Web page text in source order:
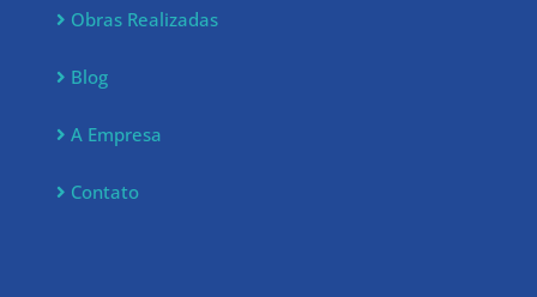
Obras Realizadas
Blog
A Empresa
Contato